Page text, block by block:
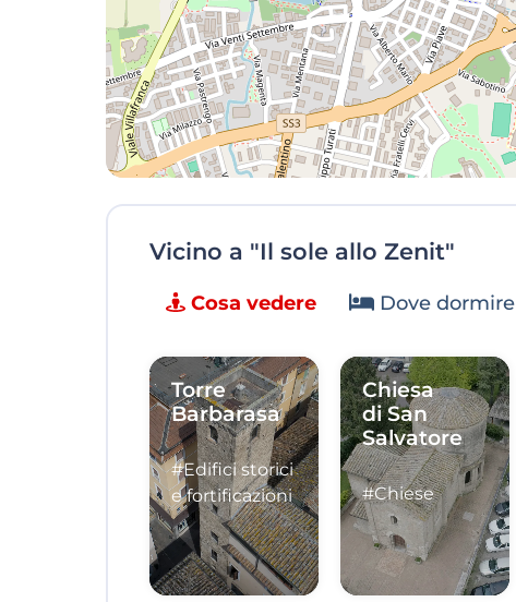
Vicino a "Il sole allo Zenit"
Cosa vedere Dove dormire
Torre
Barbarasa
#Edifici storici
e fortificazioni
Chiesa
di San
Salvatore
#Chiese